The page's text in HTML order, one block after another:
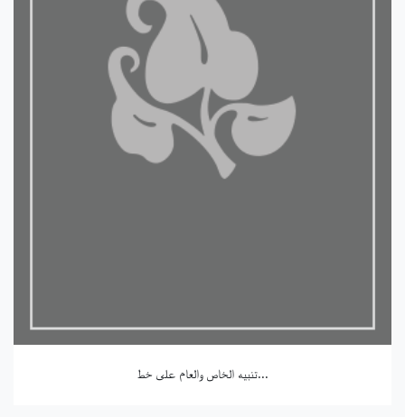
تنبيه الخاص والعام على خط...